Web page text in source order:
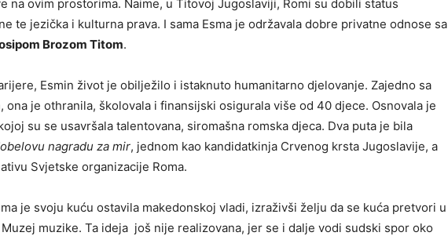
na ovim prostorima. Naime, u Titovoj Jugoslaviji, Romi su dobili status
te jezička i kulturna prava. I sama Esma je održavala dobre privatne odnose sa
Brozom Titom.
Esmin život je obilježilo i istaknuto humanitarno djelovanje. Zajedno sa
ona je othranila, školovala i finansijski osigurala više od 40 djece. Osnovala je
su se usavršala talentovana, siromašna romska djeca. Dva puta je bila
nagradu za mir, jednom kao kandidatkinja Crvenog krsta Jugoslavije, a
Svjetske organizacije Roma.
je svoju kuću ostavila makedonskoj vladi, izraživši želju da se kuća pretvori u
muzike. Ta ideja još nije realizovana, jer se i dalje vodi sudski spor oko